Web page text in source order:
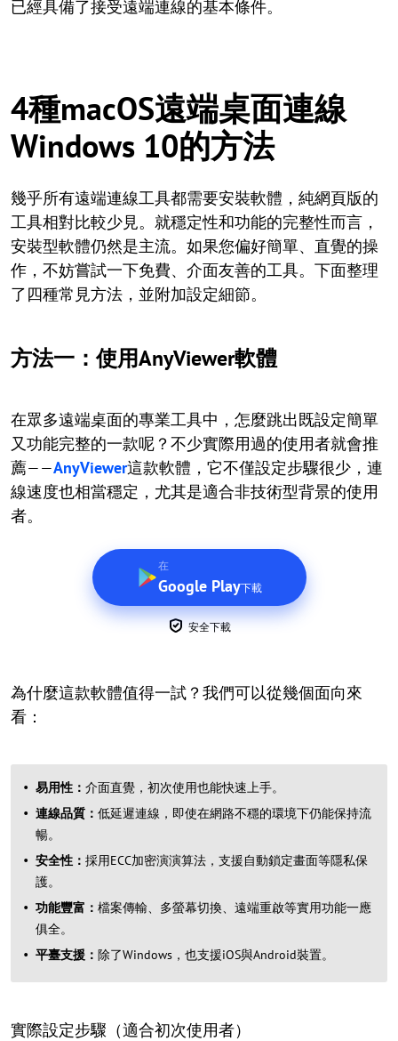
已經具備了接受遠端連線的基本條件。
4種macOS遠端桌面連線
Windows 10的方法
幾乎所有遠端連線工具都需要安裝軟體，純網頁版的
工具相對比較少見。就穩定性和功能的完整性而言，
安裝型軟體仍然是主流。如果您偏好簡單、直覺的操
作，不妨嘗試一下免費、介面友善的工具。下面整理
了四種常見方法，並附加設定細節。
方法一：使用AnyViewer軟體
在眾多遠端桌面的專業工具中，怎麼跳出既設定簡單
又功能完整的一款呢？不少實際用過的使用者就會推
薦——AnyViewer這款軟體，它不僅設定步驟很少，連
線速度也相當穩定，尤其是適合非技術型背景的使用
者。
在
Google Play下載
安全下載
為什麼這款軟體值得一試？我們可以從幾個面向來
看：
易用性： 介面直覺，初次使用也能快速上手。
連線品質： 低延遲連線，即使在網路不穩的環境下仍能保持流
暢。
安全性： 採用ECC加密演演算法，支援自動鎖定畫面等隱私保
護。
功能豐富： 檔案傳輸、多螢幕切換、遠端重啟等實用功能一應
俱全。
平臺支援： 除了Windows，也支援iOS與Android裝置。
實際設定步驟（適合初次使用者）